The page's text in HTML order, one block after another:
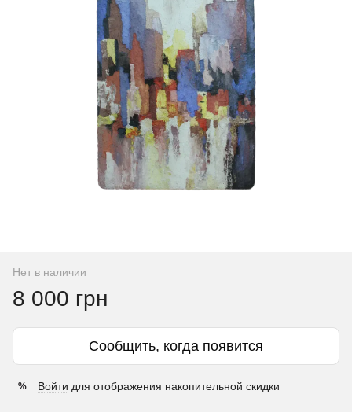
Нет в наличии
8 000 грн
Сообщить, когда появится
% Войти для отображения накопительной скидки